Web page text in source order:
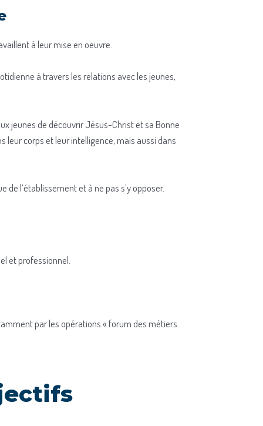
à leur mise en oeuvre.
à travers les relations avec les jeunes,
jeunes de découvrir Jésus-Christ et sa Bonne
leur corps et leur intelligence, mais aussi dans
l’établissement et à ne pas s’y opposer.
et professionnel.
par les opérations « forum des métiers